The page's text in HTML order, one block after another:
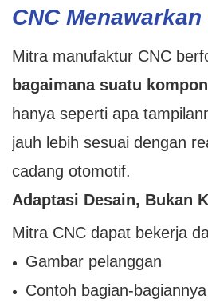
CNC
Mitra manufaktur CNC
bagaimana suatu
hanya seperti apa
jauh lebih sesuai dengan
cadang otomotif.
Adaptasi Desain, Bukan
Mitra CNC dapat bekerja
Gambar pelanggan
Contoh bagian-bagiannya